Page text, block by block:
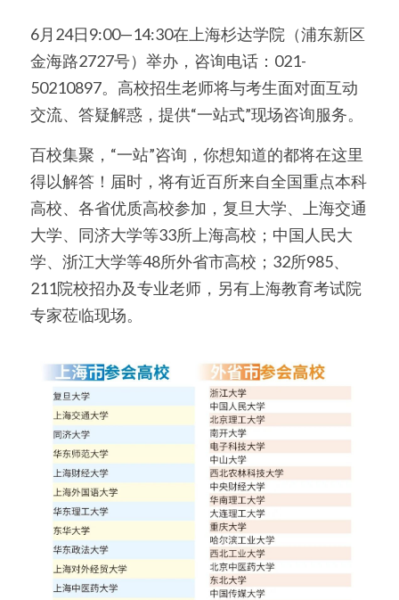
6月24日9:00—14:30在上海杉达学院（浦东新区
金海路2727号）举办，咨询电话：021-
50210897。高校招生老师将与考生面对面互动
交流、答疑解惑，提供“一站式”现场咨询服务。
百校集聚，“一站”咨询，你想知道的都将在这里
得以解答！届时，将有近百所来自全国重点本科
高校、各省优质高校参加，复旦大学、上海交通
大学、同济大学等33所上海高校；中国人民大
学、浙江大学等48所外省市高校；32所985、
211院校招办及专业老师，另有上海教育考试院
专家莅临现场。